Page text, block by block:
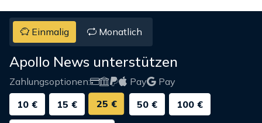
Einmalig Monatlich
Apollo News unterstützen
Zahlungsoptionen: Pay
Pay
10 €
15 € 25 € 50 € 100 €